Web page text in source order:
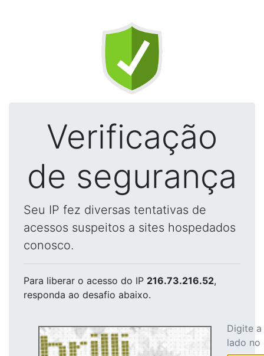
Verificação
de segurança
Seu IP fez diversas tentativas de
acessos suspeitos a sites hospedados
conosco.
Para liberar o acesso do IP 216.73.216.52,
responda ao desafio abaixo.
Digite
lado no